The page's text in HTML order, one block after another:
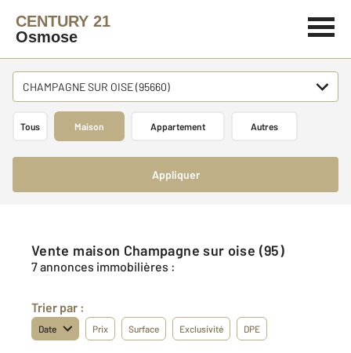
CENTURY 21
Osmose
CHAMPAGNE SUR OISE (95660)
Tous Maison Appartement Autres
Appliquer
Vente maison Champagne sur oise (95)
7 annonces immobilières :
Trier par :
Date Prix Surface Exclusivité DPE